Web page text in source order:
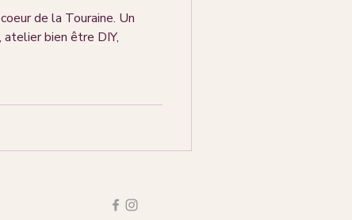
de la Touraine. Un
bien être DIY,